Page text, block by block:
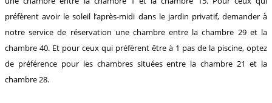
préfèrent avoir le soleil l’après-midi dans le jardin privatif, demander à
notre service de réservation une chambre entre la chambre 29 et la
chambre 40. Et pour ceux qui préfèrent être à 1 pas de la piscine, optez
de préférence pour les chambres situées entre la chambre 21 et la
chambre 28.